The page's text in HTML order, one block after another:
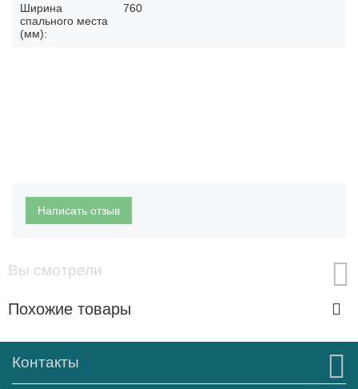
Ширина
спального места
(мм):
760
Написать отзыв
Вы смотрели
Похожие товары
Контакты